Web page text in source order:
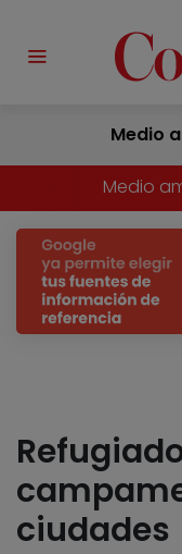
Medio
Medio
ciudades